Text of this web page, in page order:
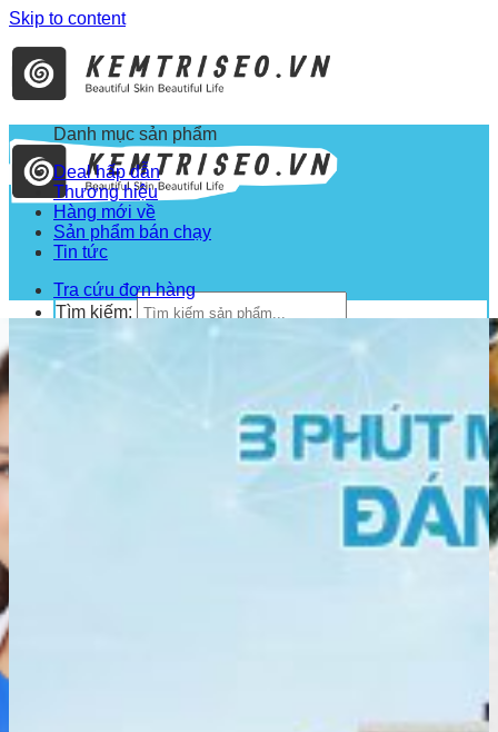
Skip to content
Tìm kiếm:
Danh mục sản phẩm
Deal hấp dẫn
Thương hiệu
Hàng mới về
Sản phẩm bán chạy
Tin tức
Tra cứu đơn hàng